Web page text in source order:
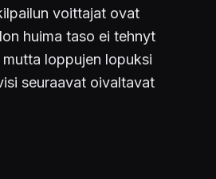
voittajat ovat
huima taso ei tehnyt
loppujen lopuksi
seuraavat oivaltavat